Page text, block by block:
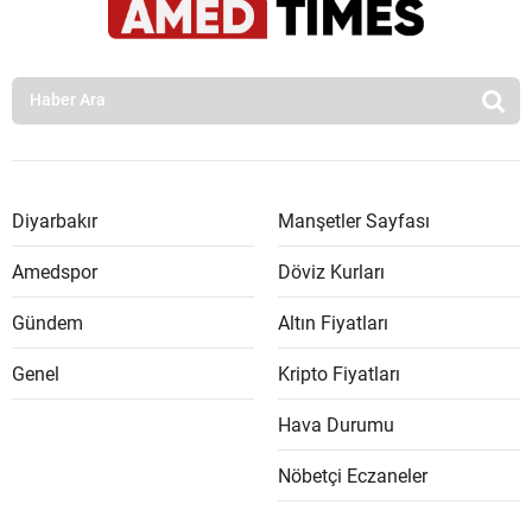
Diyarbakır
Amedspor
Gündem
Genel
Manşetler Sayfası
Döviz Kurları
Altın Fiyatları
Kripto Fiyatları
Hava Durumu
Nöbetçi Eczaneler